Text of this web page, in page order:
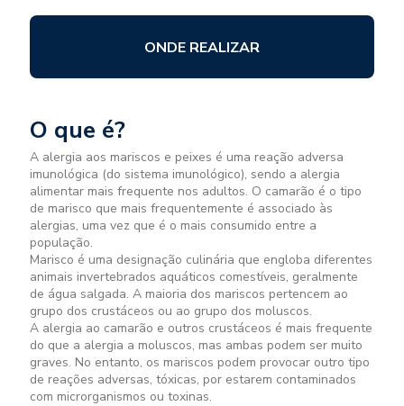
ONDE REALIZAR
O que é?
A alergia aos mariscos e peixes é uma reação adversa
imunológica (do sistema imunológico), sendo a alergia
alimentar mais frequente nos adultos. O camarão é o tipo
de marisco que mais frequentemente é associado às
alergias, uma vez que é o mais consumido entre a
população.
Marisco é uma designação culinária que engloba diferentes
animais invertebrados aquáticos comestíveis, geralmente
de água salgada. A maioria dos mariscos pertencem ao
grupo dos crustáceos ou ao grupo dos moluscos.
A alergia ao camarão e outros crustáceos é mais frequente
do que a alergia a moluscos, mas ambas podem ser muito
graves. No entanto, os mariscos podem provocar outro tipo
de reações adversas, tóxicas, por estarem contaminados
com microrganismos ou toxinas.